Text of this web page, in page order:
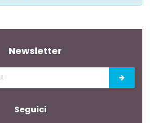
Newsletter
Seguici